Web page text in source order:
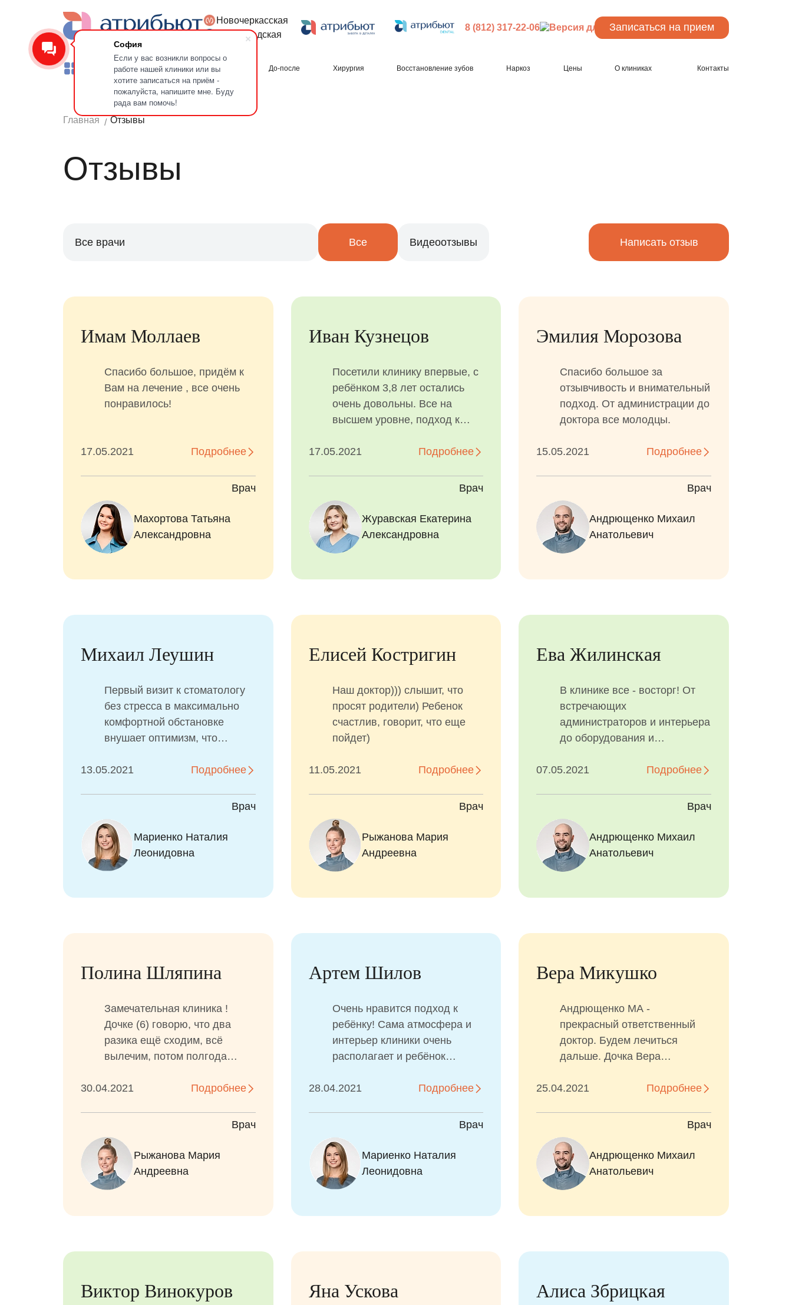
София
Если у вас возникли вопросы о
работе нашей клиники или вы
хотите записаться на приём -
пожалуйста, напишите мне. Буду
рада вам помочь!
Версия для слабовидящих
Новочеркасская
Петроградская
8 (812) 317-22-06 Записаться на прием
Врачи Лечение зубов До-после Хирургия Восстановление зубов Наркоз Цены О клиниках Контакты
Главная Отзывы
Отзывы
Все врачи Все Видеоотзывы Написать отзыв
Имам Моллаев
Спасибо большое, придём к
Вам на лечение , все очень
понравилось!
Подробнее
17.05.2021
Врач
Махортова Татьяна
Александровна
Иван Кузнецов
Посетили клинику впервые, с
ребёнком 3,8 лет остались
очень довольны. Все на
высшем уровне, подход к
Подробнее
17.05.2021
Врач
Журавская Екатерина
Александровна
Эмилия Морозова
Спасибо большое за
отзывчивость и внимательный
подход. От администрации до
доктора все молодцы.
Подробнее
15.05.2021
Врач
Андрющенко Михаил
Анатольевич
Михаил Леушин
Первый визит к стоматологу
без стресса в максимально
комфортной обстановке
внушает оптимизм, что
клинику с удовольствием.
Подробнее
13.05.2021
Врач
Мариенко Наталия
Леонидовна
Елисей Костригин
Наш доктор))) слышит, что
просят родители) Ребенок
счастлив, говорит, что еще
пойдет)
Подробнее
11.05.2021
Врач
Рыжанова Мария
Андреевна
Ева Жилинская
В клинике все - восторг! От
встречающих
администраторов и интерьера
до оборудования и
большое доктору
Подробнее
07.05.2021
Врач
Андрющенко Михаил
Анатольевич
Полина Шляпина
Замечательная клиника !
Дочке (6) говорю, что два
разика ещё сходим, всё
вылечим, потом полгода
расстроилась )))
Подробнее
30.04.2021
Врач
Рыжанова Мария
Андреевна
Артем Шилов
Очень нравится подход к
ребёнку! Сама атмосфера и
интерьер клиники очень
располагает и ребёнок
а как в детскую...
Подробнее
28.04.2021
Врач
Мариенко Наталия
Леонидовна
Вера Микушко
Андрющенко МА -
прекрасный ответственный
доктор. Будем лечиться
дальше. Дочка Вера
едет к стоматологу сПодробнее
25.04.2021
Врач
Андрющенко Михаил
Анатольевич
Виктор Винокуров Яна Ускова Алиса Збрицкая